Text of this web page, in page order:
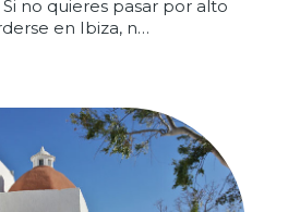
no quieres pasar por alto
en Ibiza, n…